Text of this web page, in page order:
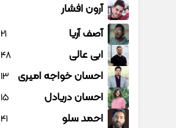
آرون افشار
آصف آریا 21 آهنگ
ابی عالی 48 آهنگ
احسان خواجه امیری 13 آهنگ
احسان دریادل 15 آهنگ
احمد سلو 41 آهنگ